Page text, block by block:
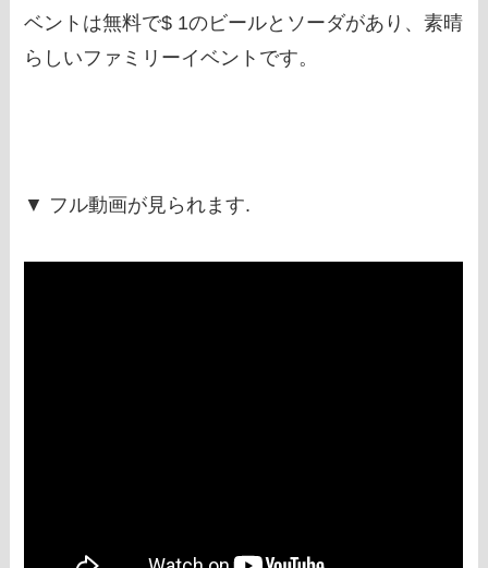
ベントは無料で$ 1のビールとソーダがあり、素晴
らしいファミリーイベントです。
▼ フル動画が見られます.